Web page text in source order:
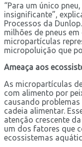
“Para um único
insignificante”,
Processos da
milhões de pneus
micropartículas
micropoluição que
Ameaça aos
As micropartículas
com alimento por
causando
cadeia alimentar.
atenção crescente
um dos fatores que
ecossistemas